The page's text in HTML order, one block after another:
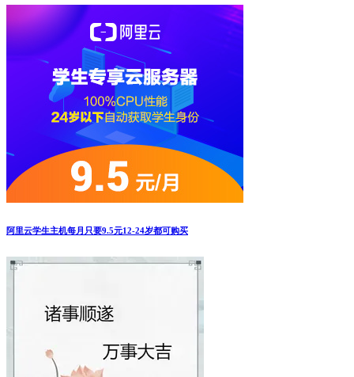
阿里云学生主机每月只要9.5元12-24岁都可购买